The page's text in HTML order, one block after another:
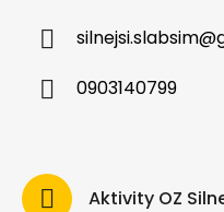
silnejsi.slabsim@
0903140799
Aktivity OZ